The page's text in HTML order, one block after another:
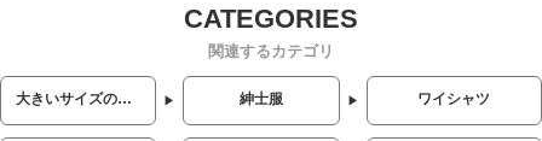
関連するカテゴリ
大きいサイズのメンズ服 紳士服 ワイシャツ